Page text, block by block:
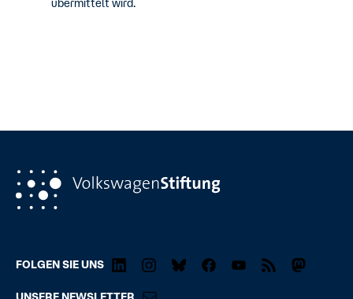
übermittelt wird.
FOLGEN SIE UNS
UNSERE NEWSLETTER